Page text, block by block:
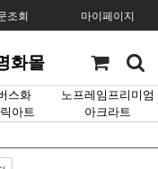
조회 마이페이지
화몰
스화
노프레임프리미엄
아트 아크라트